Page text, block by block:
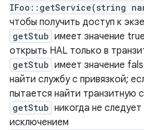
IFoo::getService(string
чтобы получить доступ к
getStub имеет значение
открыть HAL только в
getStub имеет значение
найти службу с привязкой;
пытается найти транзитную
getStub никогда не
исключением